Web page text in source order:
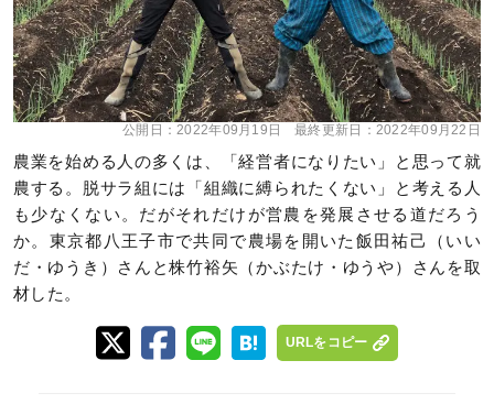
公開日：2022年09月19日 最終更新日： 2022年09月22日
農業を始める人の多くは、「経営者になりたい」と思って就
農する。脱サラ組には「組織に縛られたくない」と考える人
も少なくない。だがそれだけが営農を発展させる道だろう
か。東京都八王子市で共同で農場を開いた飯田祐己（いい
だ・ゆうき）さんと株竹裕矢（かぶたけ・ゆうや）さんを取
材した。
URLをコピー